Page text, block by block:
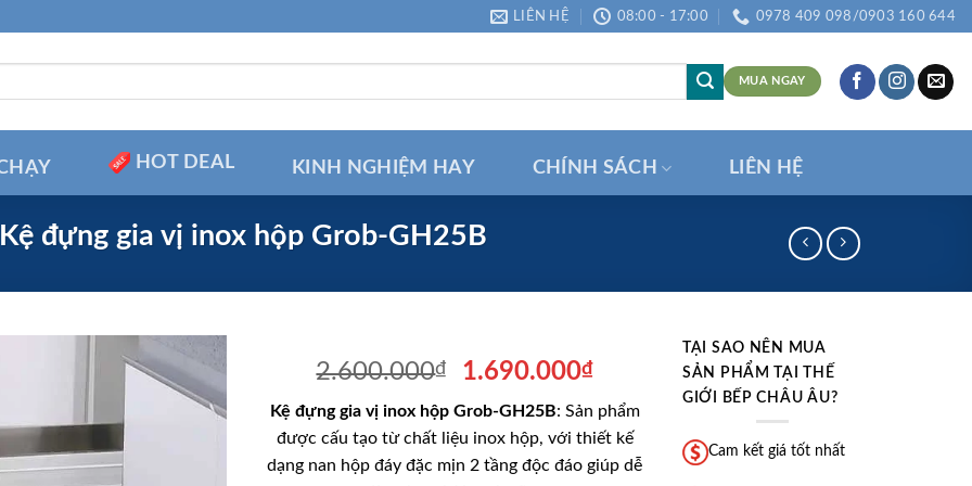
LIÊN HỆ 08:00 - 17:00 0978 409 098/0903 160 644
MUA NGAY
HOT DEAL KINH NGHIỆM HAY CHÍNH SÁCH LIÊN HỆ
Kệ đựng gia vị inox hộp Grob-GH25B
2.600.000₫
Giá
là:
2.600.000₫.
1.690.000₫Giá
hiện
tại
là:
1.690.000₫.
Kệ đựng gia vị inox hộp Grob-GH25B: Sản phẩm
được cấu tạo từ chất liệu inox hộp, với thiết kế
dạng nan hộp đáy đặc mịn 2 tầng độc đáo giúp dễ
TẠI SAO NÊN MUA
SẢN PHẨM TẠI THẾ
GIỚI BẾP CHÂU ÂU?
Cam kết giá tốt nhất